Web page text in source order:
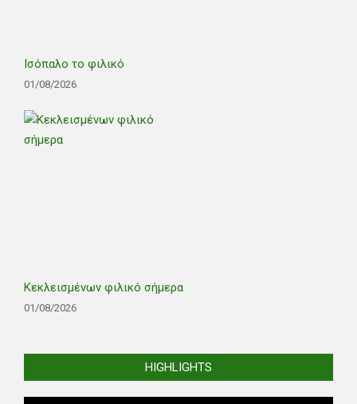
Ισόπαλο το φιλικό
01/08/2026
Κεκλεισμένων φιλικό σήμερα
01/08/2026
HIGHLIGHTS